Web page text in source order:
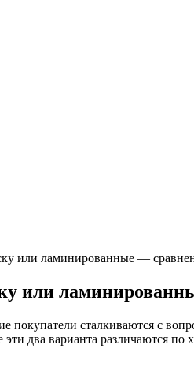
или ламинированные —
или
сталкиваются с
два варианта различаются по